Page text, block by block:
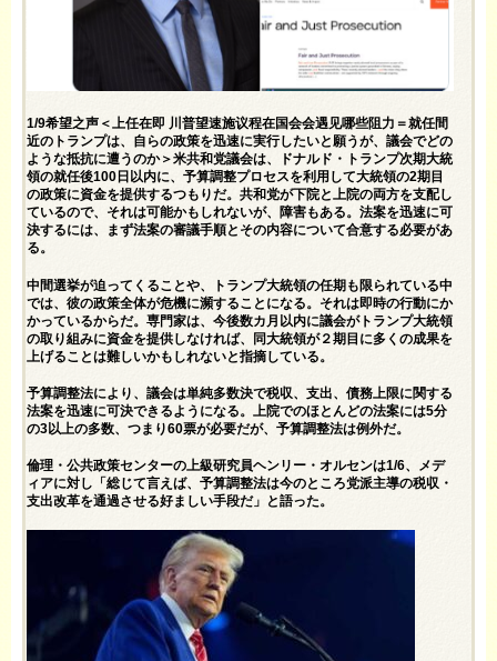
1/9希望之声＜上任在即 川普望速施议程在国会会遇见哪些阻力＝就任間
近のトランプは、自らの政策を迅速に実行したいと願うが、議会でどの
ような抵抗に遭うのか＞米共和党議会は、ドナルド・トランプ次期大統
領の就任後100日以内に、予算調整プロセスを利用して大統領の2期目
の政策に資金を提供するつもりだ。共和党が下院と上院の両方を支配し
ているので、それは可能かもしれないが、障害もある。法案を迅速に可
決するには、まず法案の審議手順とその内容について合意する必要があ
る。
中間選挙が迫ってくることや、トランプ大統領の任期も限られている中
では、彼の政策全体が危機に瀕することになる。それは即時の行動にか
かっているからだ。専門家は、今後数カ月以内に議会がトランプ大統領
の取り組みに資金を提供しなければ、同大統領が２期目に多くの成果を
上げることは難しいかもしれないと指摘している。
予算調整法により、議会は単純多数決で税収、支出、債務上限に関する
法案を迅速に可決できるようになる。上院でのほとんどの法案には5分
の3以上の多数、つまり60票が必要だが、予算調整法は例外だ。
倫理・公共政策センターの上級研究員ヘンリー・オルセンは1/6、メデ
ィアに対し「総じて言えば、予算調整法は今のところ党派主導の税収・
支出改革を通過させる好ましい手段だ」と語った。